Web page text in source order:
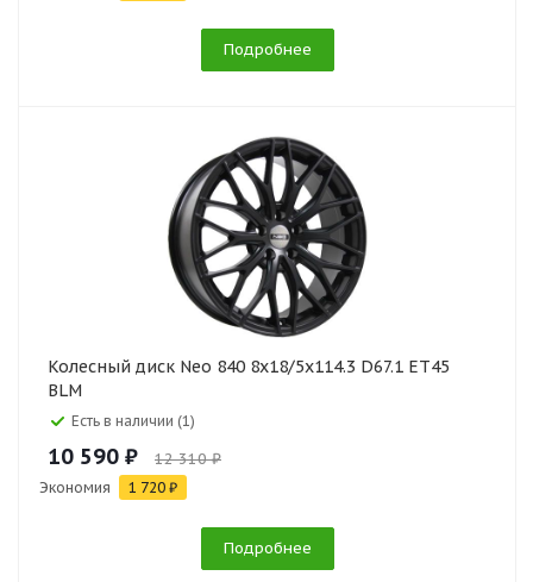
Подробнее
Колесный диск Neo 840 8x18/5x114.3 D67.1 ET45
BLM
Есть в наличии (1)
10 590 ₽ 12 310 ₽
Экономия 1 720 ₽
Подробнее